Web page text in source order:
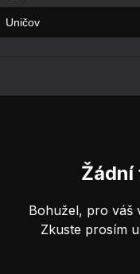
Žádní
Bohužel, pro váš
Zkuste prosím